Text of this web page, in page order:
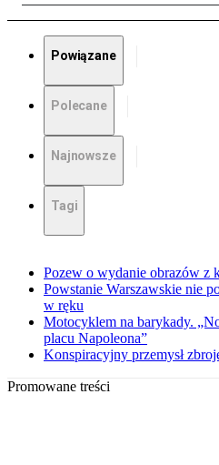
Powiązane
Polecane
Najnowsze
Tagi
Pozew o wydanie obrazów z
Powstanie Warszawskie nie
w ręku
Motocyklem na barykady.
placu Napoleona”
Konspiracyjny przemysł
Promowane treści